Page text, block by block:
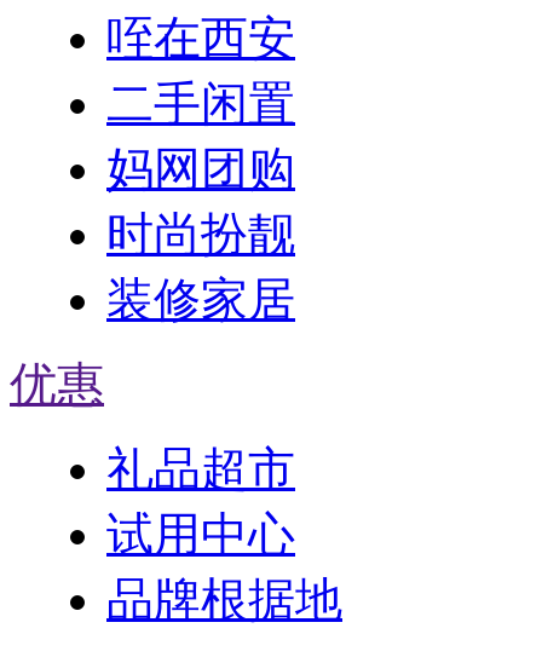
咥在西安
二手闲置
妈网团购
时尚扮靓
装修家居
优惠
礼品超市
试用中心
品牌根据地